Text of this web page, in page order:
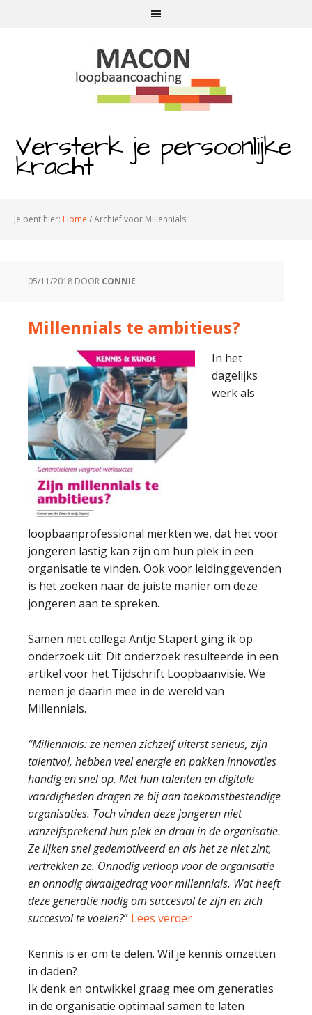
Versterk je persoonlijke
kracht
Je bent hier: Home /Archief voor Millennials
05/11/2018 DOOR CONNIE
Millennials te ambitieus?
In het
dagelijks
werk als
loopbaanprofessional merkten we, dat het voor
jongeren lastig kan zijn om hun plek in een
organisatie te vinden. Ook voor leidinggevenden
is het zoeken naar de juiste manier om deze
jongeren aan te spreken.
Samen met collega Antje Stapert ging ik op
onderzoek uit. Dit onderzoek resulteerde in een
artikel voor het Tijdschrift Loopbaanvisie. We
nemen je daarin mee in de wereld van
Millennials.
“Millennials: ze nemen zichzelf uiterst serieus, zijn
talentvol, hebben veel energie en pakken innovaties
handig en snel op. Met hun talenten en digitale
vaardigheden dragen ze bij aan toekomstbestendige
organisaties. Toch vinden deze jongeren niet
vanzelfsprekend hun plek en draai in de organisatie.
Ze lijken snel gedemotiveerd en als het ze niet zint,
vertrekken ze. Onnodig verloop voor de organisatie
en onnodig dwaalgedrag voor millennials. Wat heeft
deze generatie nodig om succesvol te zijn en zich
succesvol te voelen?” Lees verder
Kennis is er om te delen. Wil je kennis omzetten
in daden?
Ik denk en ontwikkel graag mee om generaties
in de organisatie optimaal samen te laten